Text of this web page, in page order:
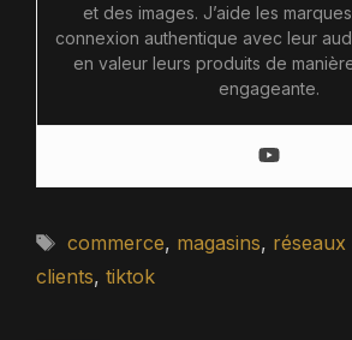
et des images. J’aide les
connexion authentique avec leur
en valeur leurs produits de
engageante.
Étiquettes
commerce, magasins, réseaux
clients, tiktok